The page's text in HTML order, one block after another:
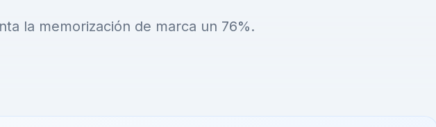
la memorización de marca un 76%.